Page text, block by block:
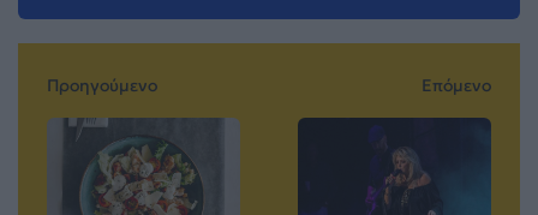
Προηγούμενο Επόμενο